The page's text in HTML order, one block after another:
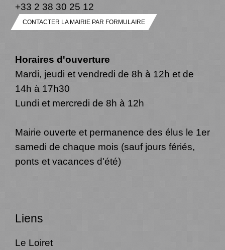
+33 2 38 30 25 12
CONTACTER LA MAIRIE PAR FORMULAIRE
Horaires d'ouverture
Mardi, jeudi et vendredi de 8h à 12h et de
14h à 17h30
Lundi et mercredi de 8h à 12h
Mairie ouverte et permanence des élus le 1er
samedi de chaque mois (sauf jours fériés,
ponts et vacances d'été)
Liens
Le Loiret